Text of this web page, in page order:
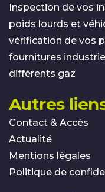
Inspection de vos
poids lourds et
vérification de vos
fournitures
différents gaz
Autres
Contact & Accès
Actualité
Mentions légales
Politique de